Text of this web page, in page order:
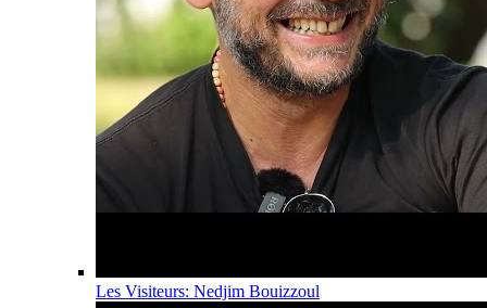
Les Visiteurs: Nedjim Bouizzoul